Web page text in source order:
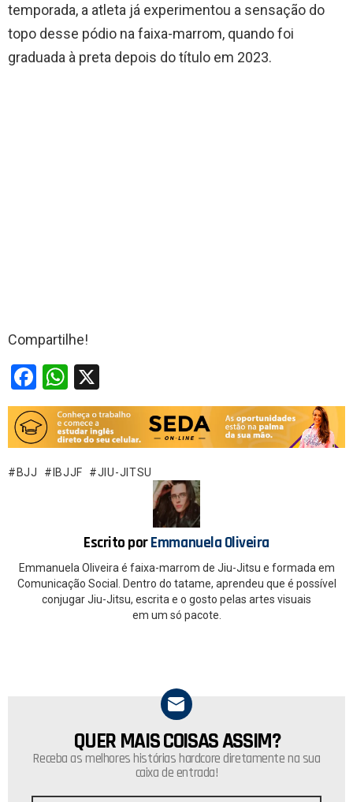
temporada, a atleta já experimentou a sensação do
topo desse pódio na faixa-marrom, quando foi
graduada à preta depois do título em 2023.
Compartilhe!
F
a
ce
b
o
W
h
at
s
A
BJJ IBJJF JIU-JITSU
Escrito porEmmanuela Oliveira
Emmanuela Oliveira é faixa-marrom de Jiu-Jitsu e formada em
Comunicação Social. Dentro do tatame, aprendeu que é possível
conjugar Jiu-Jitsu, escrita e o gosto pelas artes visuais
em um só pacote.
NEWSLETTER
QUER MAIS COISAS ASSIM?
Receba as melhores histórias hardcore diretamente na sua
caixa de entrada!